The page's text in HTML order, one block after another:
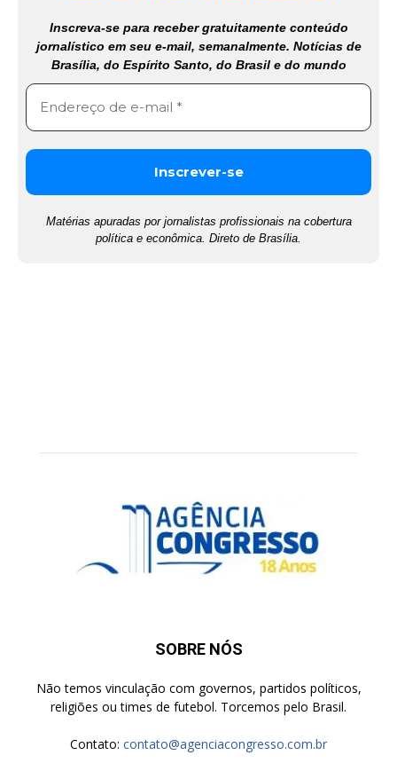
Inscreva-se para receber gratuitamente conteúdo
jornalístico em seu e-mail, semanalmente. Notícias de
Brasília, do Espírito Santo, do Brasil e do mundo
Matérias apuradas por jornalistas profissionais na cobertura
política e econômica. Direto de Brasília.
SOBRE NÓS
Não temos vinculação com governos, partidos políticos,
religiões ou times de futebol. Torcemos pelo Brasil.
Contato: contato@agenciacongresso.com.br